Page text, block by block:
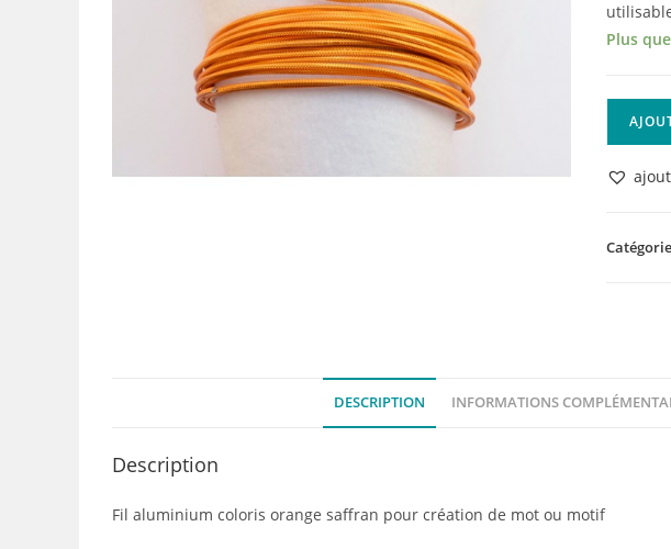
Plus
Fil
2mm
DESCRIPTION INFORMATIONS
Description
Fil aluminium coloris orange saffran pour création de mot ou motif